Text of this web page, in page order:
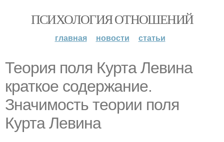
ПСИХОЛОГИЯ ОТНОШЕНИЙ
главная новости статьи
Теория поля Курта Левина
краткое содержание.
Значимость теории поля
Курта Левина